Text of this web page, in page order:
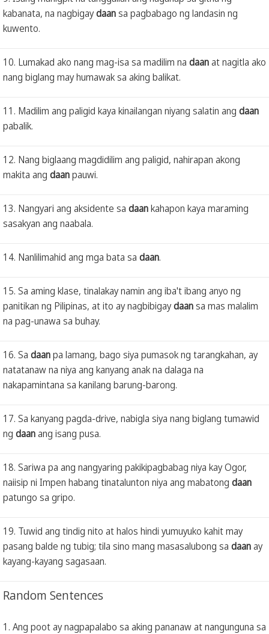
kabanata, na nagbigaydaansa pagbabago ng landasin ng
kuwento.
10. Lumakad ako nang mag-isa sa madilim na daanat nagitla ako
nang biglang may humawak sa aking balikat.
11. Madilim ang paligid kaya kinailangan niyang salatin ang daan
pabalik.
12. Nang biglaang magdidilim ang paligid, nahirapan akong
makita ang daanpauwi.
13. Nangyari ang aksidente sa daankahapon kaya maraming
sasakyan ang naabala.
14. Nanlilimahid ang mga bata sa daan.
15. Sa aming klase, tinalakay namin ang iba't ibang anyo ng
panitikan ng Pilipinas, at ito ay nagbibigaydaansa mas malalim
na pag-unawa sa buhay.
16. Sa daanpa lamang, bago siya pumasok ng tarangkahan, ay
natatanaw na niya ang kanyang anak na dalaga na
nakapamintana sa kanilang barung-barong.
17. Sa kanyang pagda-drive, nabigla siya nang biglang tumawid
ng daanang isang pusa.
18. Sariwa pa ang nangyaring pakikipagbabag niya kay Ogor,
naiisip ni Impen habang tinatalunton niya ang mabatong daan
patungo sa gripo.
19. Tuwid ang tindig nito at halos hindi yumuyuko kahit may
pasang balde ng tubig; tila sino mang masasalubong sa daanay
kayang-kayang sagasaan.
Random Sentences
1. Ang poot ay nagpapalabo sa aking pananaw at nangunguna sa